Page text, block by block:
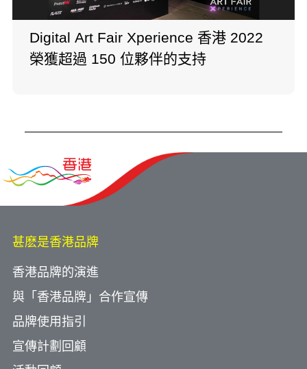
Digital Art Fair Xperience 香港 2022
榮獲超過 150 位夥伴的⽀持
甚麽是香港品牌
香港品牌的演進
與「香港品牌」合作宣傳
品牌使用指引
宣傳計劃回顧